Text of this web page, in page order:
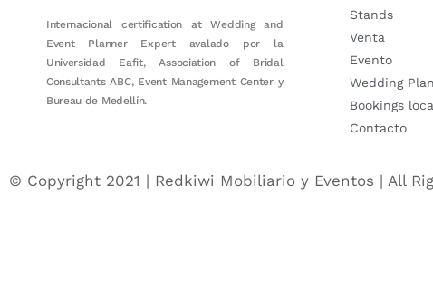
Internacional certification at Wedding and
Event Planner Expert avalado por la
Universidad Eafit, Association of Bridal
Consultants ABC, Event Management Center y
Bureau de Medellín.
Stands
Venta
Evento
Wedding
Bookings
Contacto
© Copyright 2021 | Redkiwi Mobiliario y Eventos | All